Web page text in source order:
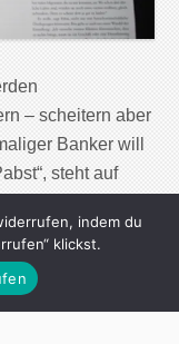
– scheitern aber
Banker will
steht auf
verankert
Pabst in
indem du
klickst.